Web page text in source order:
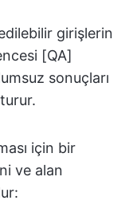
girişlerin
[QA]
sonuçları
için bir
ve alan